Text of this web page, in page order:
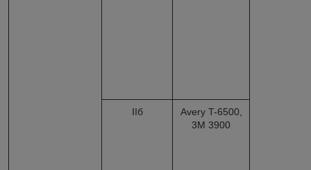
IIб
Avery T-6500,
3M 3900